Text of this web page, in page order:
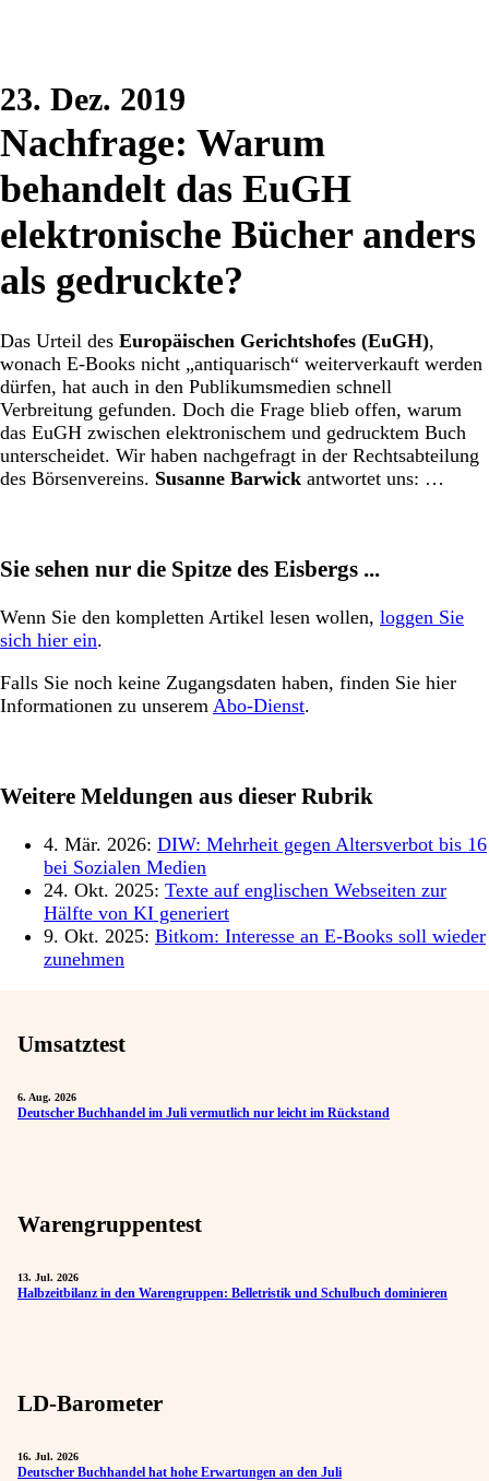
23. Dez. 2019
Nachfrage: Warum
behandelt das EuGH
elektronische Bücher anders
als gedruckte?
Das Urteil des Europäischen Gerichtshofes (EuGH),
wonach E-Books nicht „antiquarisch“ weiterverkauft werden
dürfen, hat auch in den Publikumsmedien schnell
Verbreitung gefunden. Doch die Frage blieb offen, warum
das EuGH zwischen elektronischem und gedrucktem Buch
unterscheidet. Wir haben nachgefragt in der Rechtsabteilung
des Börsenvereins. Susanne Barwick antwortet uns: …
Sie sehen nur die Spitze des Eisbergs ...
Wenn Sie den kompletten Artikel lesen wollen, loggen Sie
sich hier ein.
Falls Sie noch keine Zugangsdaten haben, finden Sie hier
Informationen zu unserem Abo-Dienst.
Weitere Meldungen aus dieser Rubrik
4. Mär. 2026: DIW: Mehrheit gegen Altersverbot bis 16
bei Sozialen Medien
24. Okt. 2025: Texte auf englischen Webseiten zur
Hälfte von KI generiert
9. Okt. 2025: Bitkom: Interesse an E-Books soll wieder
zunehmen
Umsatztest
6. Aug. 2026
Deutscher Buchhandel im Juli vermutlich nur leicht im Rückstand
Warengruppentest
13. Jul. 2026
Halbzeitbilanz in den Warengruppen: Belletristik und Schulbuch dominieren
LD-Barometer
16. Jul. 2026
Deutscher Buchhandel hat hohe Erwartungen an den Juli